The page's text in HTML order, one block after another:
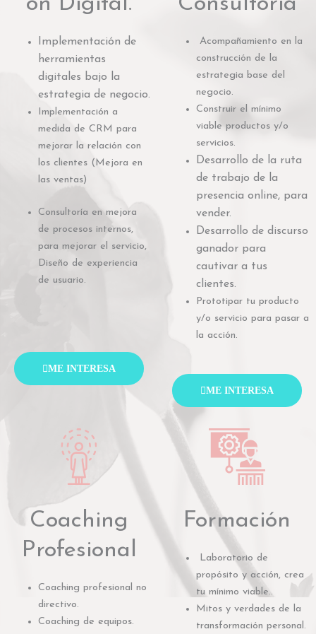
Implementación de
herramientas
digitales bajo la
estrategia de negocio.
Implementación a
medida de CRM para
mejorar la relación con
los clientes (Mejora en
las ventas)
Consultoría en mejora
de procesos internos,
para mejorar el servicio,
Diseño de experiencia
de usuario.
ME INTERESA
Acompañamiento en la
construcción de la
estrategia base del
negocio.
Construir el mínimo
viable productos y/o
servicios.
Desarrollo de la ruta
de trabajo de la
presencia online, para
vender.
Desarrollo de discurso
ganador para
cautivar a tus
clientes.
Prototipar tu producto
y/o servicio para pasar a
la acción.
ME INTERESA
Coaching
Profesional​
Coaching profesional no
directivo.
Coaching de equipos.
Formación
Laboratorio de
propósito y acción, crea
tu mínimo viable..
Mitos y verdades de la
transformación personal.